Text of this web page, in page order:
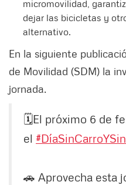
micromovilidad,
dejar las bicicletas y
alternativo.
En la siguiente
de Movilidad (SDM) la
jornada.
🗓El próximo 6 de
el
🚗 Aprovecha esta